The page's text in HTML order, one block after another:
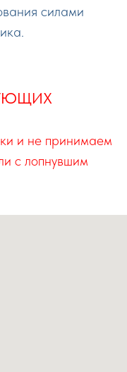
силами
и не принимаем
с лопнувшим